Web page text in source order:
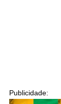
Publicidade: